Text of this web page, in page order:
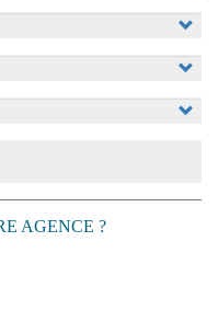
AGENCE ?